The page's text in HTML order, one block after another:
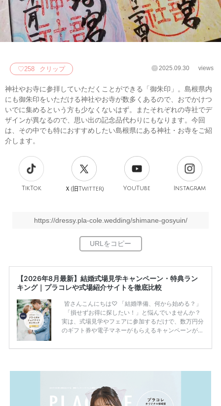
♡258 クリップ 2025.09.30 views
神社やお寺に参拝していただくことができる「御朱印」。島根県内
にも御朱印をいただける神社やお寺が数多くあるので、おでかけつ
いでに集めるという方も少なくないはず。またそれぞれの寺社でデ
ザインが異なるので、思い出の記念品代わりにもなります。今回
は、その中でも特におすすめしたい島根県にある神社・お寺をご紹
介します。
TikTok Ｘ(旧Twitter) YouTube Instagram
https://dressy.pla-cole.wedding/shimane-gosyuin/
【2026年8月最新】結婚式場見学キャンペーン・特典ラン
キング｜プラコレや式場紹介サイトを徹底比較
皆さんこんにちは♡ 「結婚準備、何から始める？」
「損せずお得に探したい！」と悩んでいませんか？
実は、式場見学やフェアに参加するだけで、数万円分
のギフト券や電子マネーがもらえるキャンペーンがあ
ため、比較せずに選ぶと損をしてしまうことも……。
一番お得？」「プラコレの特典は？」といった疑問も
解決します。 まずは診断で候補を絞れる「ウェディ